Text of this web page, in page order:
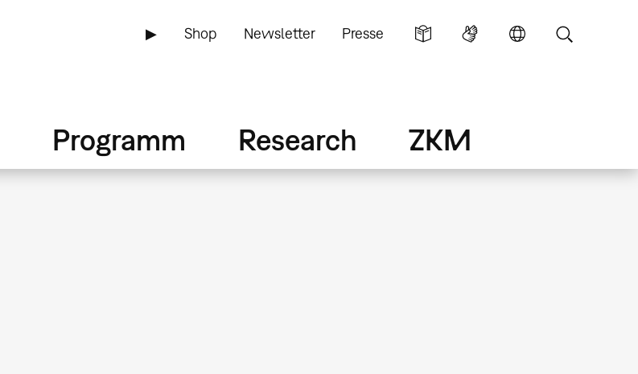
▶ Shop Newsletter Presse
Programm Research ZKM